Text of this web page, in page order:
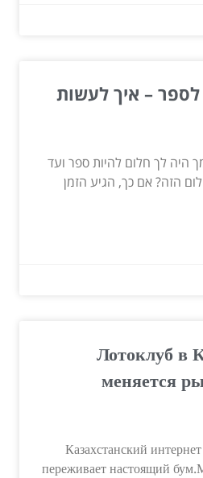
– איך לעשות
היה לך חלום להיות ספר ועד
הזה? אם כך, הגיע הזמן
Лотоклуб в
меняется
Казахстанский
переживает настоящий